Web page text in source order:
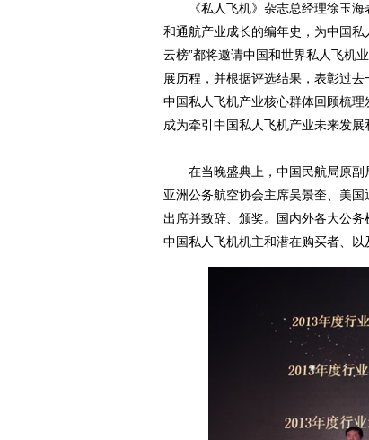
《私人飞机》杂志总经理徐玉海
和通航产业成长的编年史，为中国
云榜”都将邀请中国和世界私人飞机
展历程，并根据评选结果，表彰过
中国私人飞机产业核心群体回顾梳
成为牵引中国私人飞机产业未来发
在当晚盛典上，中国民航局原副
亚洲公务航空协会主席吴景奎、美
出席并致辞、颁奖。国内外各大公务
中国私人飞机机主和潜在购买者、以